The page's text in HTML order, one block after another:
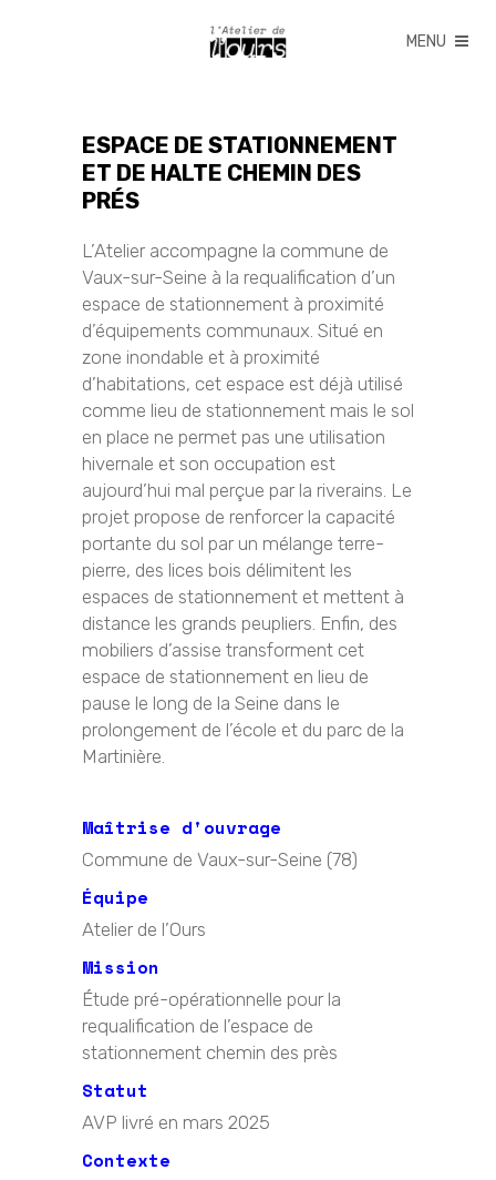
ESPACE DE STATIONNEMENT
ET DE HALTE CHEMIN DES
PRÉS
L’Atelier accompagne la commune de
Vaux-sur-Seine à la requalification d’un
espace de stationnement à proximité
d’équipements communaux. Situé en
zone inondable et à proximité
d’habitations, cet espace est déjà utilisé
comme lieu de stationnement mais le sol
en place ne permet pas une utilisation
hivernale et son occupation est
aujourd’hui mal perçue par la riverains. Le
projet propose de renforcer la capacité
portante du sol par un mélange terre-
pierre, des lices bois délimitent les
espaces de stationnement et mettent à
distance les grands peupliers. Enfin, des
mobiliers d’assise transforment cet
espace de stationnement en lieu de
pause le long de la Seine dans le
prolongement de l’école et du parc de la
Martinière.
Maîtrise d'ouvrage
Commune de Vaux-sur-Seine (78)
Équipe
Atelier de l’Ours
Mission
Étude pré-opérationnelle pour la
requalification de l’espace de
stationnement chemin des près
Statut
AVP livré en mars 2025
Contexte